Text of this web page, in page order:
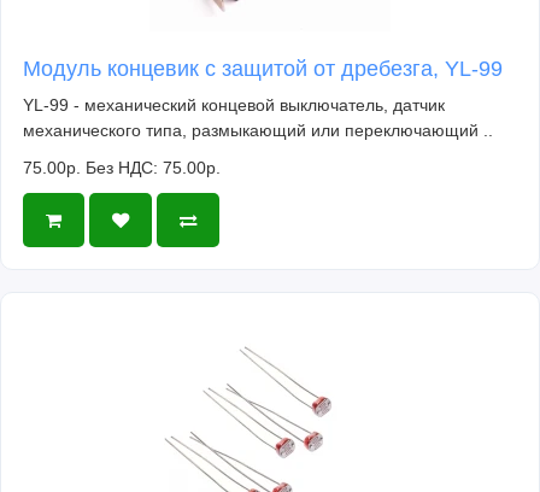
Модуль концевик с защитой от дребезга, YL-99
YL-99 - механический концевой выключатель, датчик
механического типа, размыкающий или переключающий ..
75.00р. Без НДС: 75.00р.